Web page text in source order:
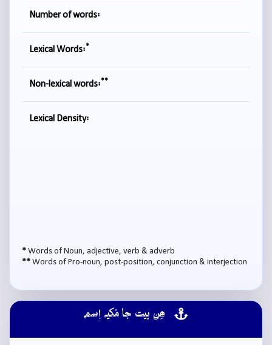
Number of words:
Lexical Words:*
Non-lexical words:**
Lexical Density:
* Words of Noun, adjective, verb & adverb
** Words of Pro-noun, post-position, conjunction & interjection
ھِن بيت جا مُکيہ اِسم